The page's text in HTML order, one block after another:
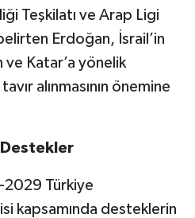
Teşkilatı ve Arap Ligi
Erdoğan, İsrail’in
ve Katar’a yönelik
alınmasının önemine
2029 Türkiye
kapsamında desteklerin